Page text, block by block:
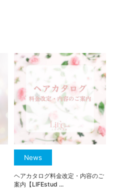
News
ヘアカタログ料金改定・内容のご
案内【LIFEstud ...